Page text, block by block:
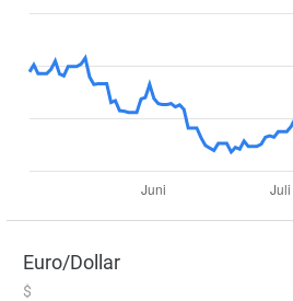
Euro/Dollar
$